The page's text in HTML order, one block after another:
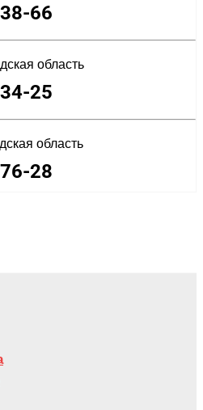
66
область
25
область
28